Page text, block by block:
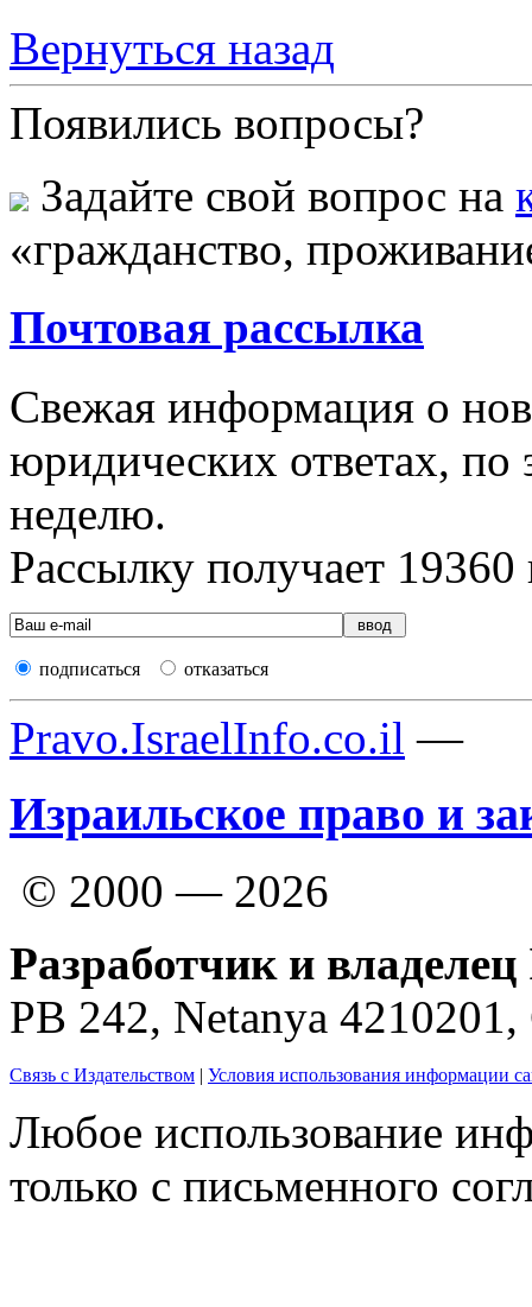
Вернуться назад
Появились вопросы?
Задайте свой вопрос на
«гражданство,
Почтовая рассылка
Свежая информация о
юридических ответах, по
неделю.
Рассылку получает 19360
подписаться отказаться
Pravo.IsraelInfo.co.il —
Израильское право и
© 2000 — 2026
Разработчик и
PB 242, Netanya
Связь с Издательством | Условия использования информации
Любое использование
только с письменного